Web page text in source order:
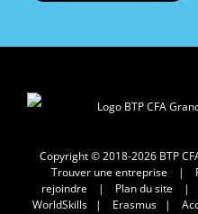
Copyright © 2018-2026 BTP
Trouver une entreprise|
rejoindre| Plan du site|
WorldSkills| Erasmus|